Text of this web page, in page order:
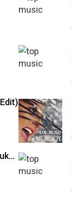
Niewiara (DJs From Lukow Remix)